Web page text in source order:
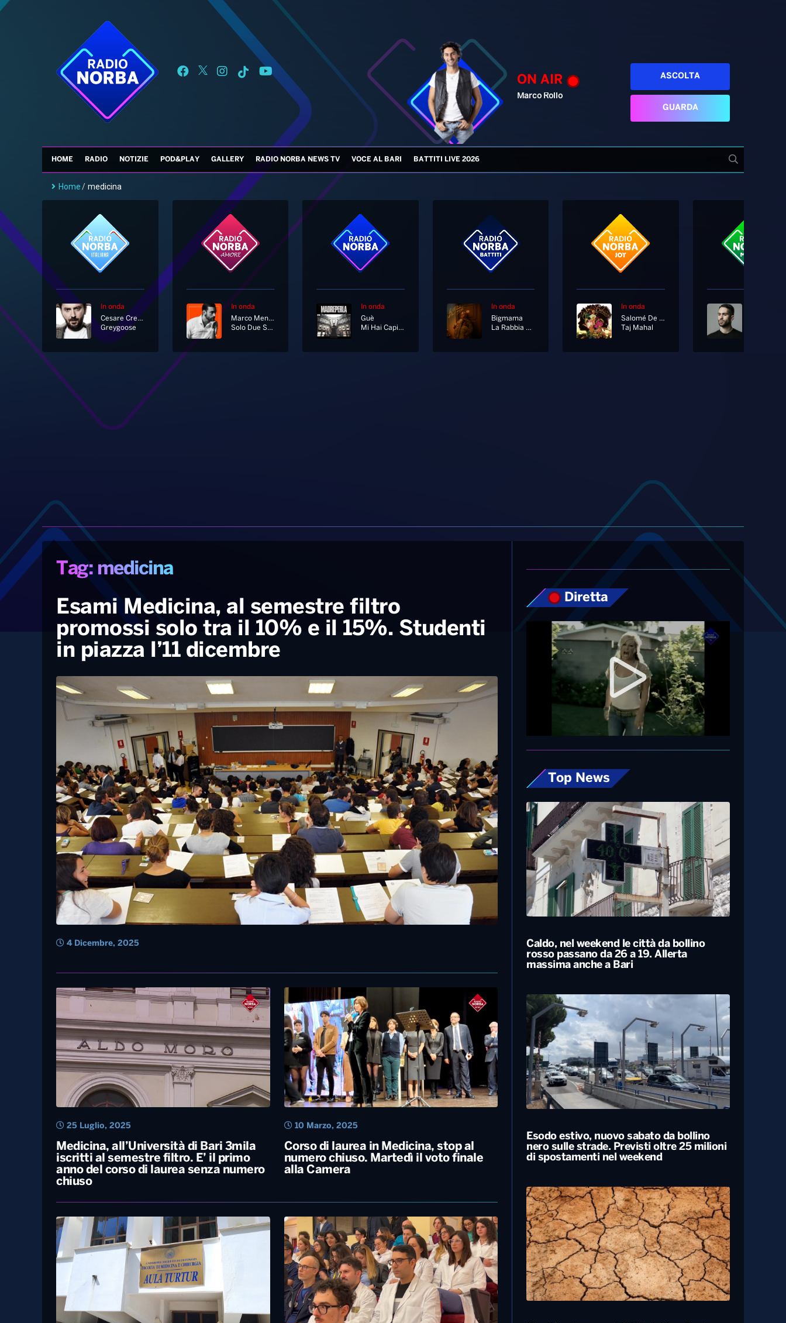
ON AIR
Marco Rollo
ASCOLTA
GUARDA
HOME RADIO NOTIZIE POD&PLAY GALLERY RADIO NORBA NEWS TV VOCE AL BARI BATTITI LIVE 2026
Home/ medicina
In onda
Cesare Cremonini
Greygoose
In onda
Marco Mengoni
Solo Due Satelliti
In onda
Guè
Mi Hai Capito O No
In onda
Bigmama
La Rabbia Non Ti Basta
In onda
Salomé De Bahia
Taj Mahal
Tag: medicina
Esami Medicina, al semestre filtro
promossi solo tra il 10% e il 15%. Studenti
in piazza l’11 dicembre
4 Dicembre, 2025
Medicina, all’Università di Bari 3mila
iscritti al semestre filtro. E’ il primo
anno del corso di laurea senza numero
chiuso
25 Luglio, 2025
Corso di laurea in Medicina, stop al
numero chiuso. Martedì il voto finale
alla Camera
10 Marzo, 2025
Diretta
Top News
Caldo, nel weekend le città da bollino
rosso passano da 26 a 19. Allerta
massima anche a Bari
Esodo estivo, nuovo sabato da bollino
nero sulle strade. Previsti oltre 25 milioni
di spostamenti nel weekend